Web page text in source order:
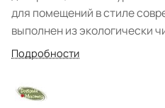
для помещений в стиле
выполнен из экологически
массива сосны, красоту
секундной стрелкой и
стрелками,
Подробности